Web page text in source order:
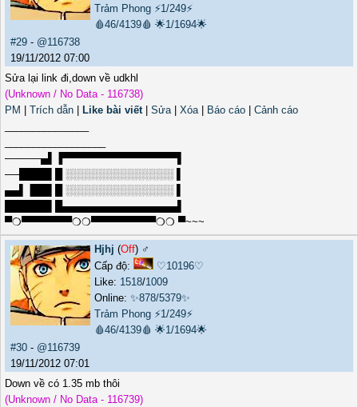
Trảm Phong ⚡1/249⚡
🩸46/4139🩸 🌟1/1694🌟
#29 - @116738
19/11/2012 07:00
Sửa lại link đi,down về udkhl
(Unknown / No Data - 116738)
PM
Trích dẫn Like bài viết| Sửa| Xóa| Báo cáo
Cảnh cáo
─────▄▌▐▀▀▀▀▀▀▀▀▀▀▀▀▀▀▀▀▌
──████▌█ ░░░░░░░░░░░░░░░ ▌
▄▄▌▐██▌█ ░░░░░░░░░░░░░░░ ▌
██████▌█▄▄▄▄▄▄▄▄▄▄▄▄▄▄▄▄▌
▀❍▀▀▀▀▀▀▀❍❍▀▀▀▀▀▀▀▀▀❍❍ ▀~~~
Hjhj (Off) ♂️
Cấp độ:
♡10196♡
Like: 1518/1009
Online: ✨878/5379✨
Trảm Phong ⚡1/249⚡
🩸46/4139🩸 🌟1/1694🌟
#30 - @116739
19/11/2012 07:01
Down về có 1.35 mb thôi
(Unknown / No Data - 116739)